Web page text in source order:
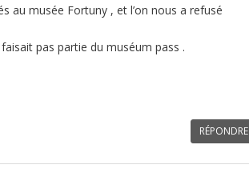
au musée Fortuny , et l’on nous a refusé
pas partie du muséum pass .
RÉPONDRE